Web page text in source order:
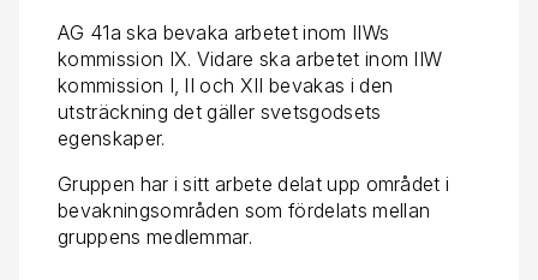
AG 41a ska bevaka arbetet inom IIWs
kommission IX. Vidare ska arbetet inom IIW
kommission I, II och XII bevakas i den
utsträckning det gäller svetsgodsets
egenskaper.
Gruppen har i sitt arbete delat upp området i
bevakningsområden som fördelats mellan
gruppens medlemmar.